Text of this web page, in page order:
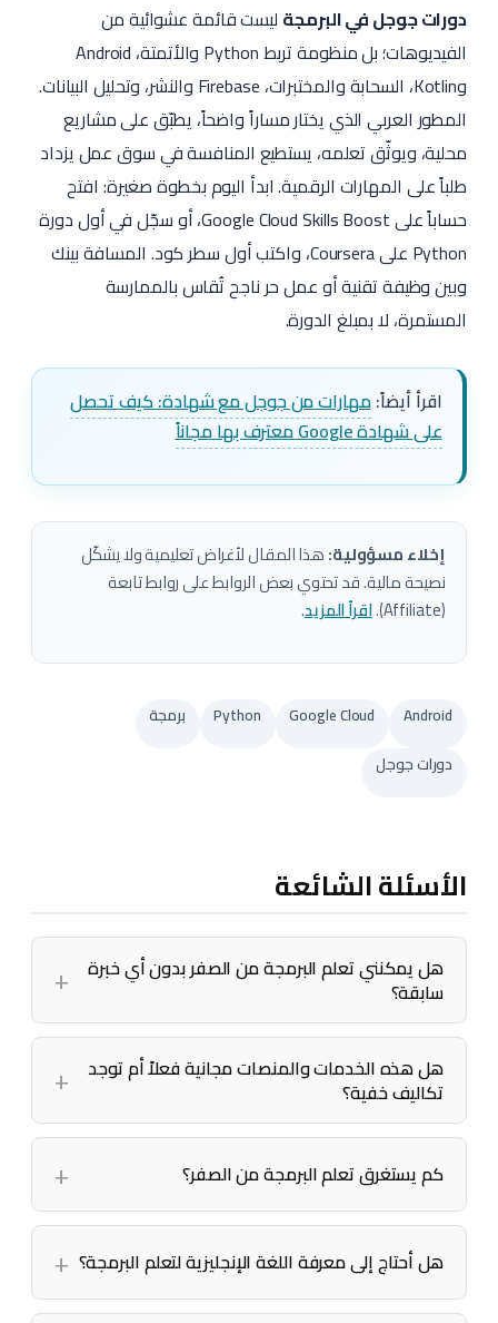
دورات جوجل في البرمجة ليست قائمة عشوائية من
الفيديوهات؛ بل منظومة تربط Python والأتمتة، Android
وKotlin، السحابة والمختبرات، Firebase والنشر، وتحليل البيانات.
المطور العربي الذي يختار مساراً واضحاً، يطبّق على مشاريع
محلية، ويوثّق تعلمه، يستطيع المنافسة في سوق عمل يزداد
طلباً على المهارات الرقمية. ابدأ اليوم بخطوة صغيرة: افتح
حساباً على Google Cloud Skills Boost، أو سجّل في أول دورة
Python على Coursera، واكتب أول سطر كود. المسافة بينك
وبين وظيفة تقنية أو عمل حر ناجح تُقاس بالممارسة
المستمرة، لا بمبلغ الدورة.
اقرأ أيضاً:مهارات من جوجل مع شهادة: كيف تحصل
على شهادة Google معترف بها مجاناً
إخلاء مسؤولية:هذا المقال لأغراض تعليمية ولا يشكّل
نصيحة مالية. قد تحتوي بعض الروابط على روابط تابعة
(Affiliate).
اقرأ المزيد.
Android
Google Cloud
Python
برمجة
دورات جوجل
الأسئلة الشائعة
هل يمكنني تعلم البرمجة من الصفر بدون أي خبرة
سابقة؟
هل هذه الخدمات والمنصات مجانية فعلاً أم توجد
تكاليف خفية؟
كم يستغرق تعلم البرمجة من الصفر؟
هل أحتاج إلى معرفة اللغة الإنجليزية لتعلم البرمجة؟